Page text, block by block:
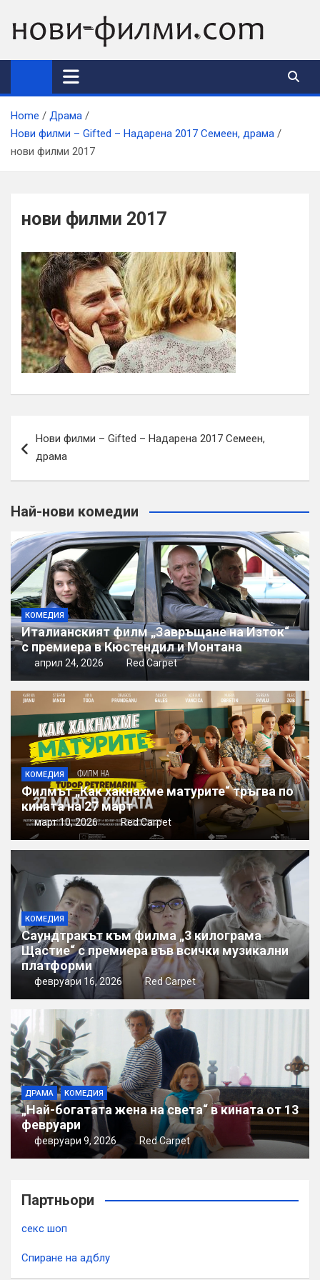
content
Home
Драма
Нови филми – Gifted – Надарена 2017 Семеен, драма
нови филми 2017
нови филми 2017
Нови филми – Gifted – Надарена 2017 Семеен,
драма
Най-нови комедии
КОМЕДИЯ
Италианският филм „Завръщане на Изток“
с премиера в Кюстендил и Монтана
април 24, 2026 Red Carpet
КОМЕДИЯ
Филмът „Как хакнахме матурите“ тръгва по
кината на 27 март
март 10, 2026 Red Carpet
КОМЕДИЯ
Саундтракът към филма „3 килограма
Щастие“ с премиера във всички музикални
платформи
февруари 16, 2026 Red Carpet
ДРАМА КОМЕДИЯ
„Най-богатата жена на света“ в кината от 13
февруари
февруари 9, 2026 Red Carpet
Партньори
секс шоп
Спиране на адблу